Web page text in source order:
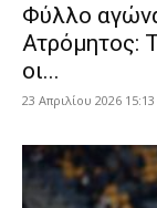
Φύλλο
Ατρόμητος:
οι...
23 Απριλίου 2026 15:13